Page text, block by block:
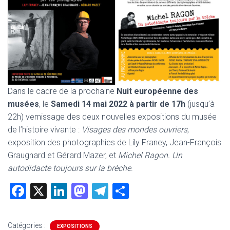
Dans le cadre de la prochaine Nuit européenne des
musées, le Samedi 14 mai 2022 à partir de 17h (jusqu’à
22h) vernissage des deux nouvelles expositions du musée
de l’histoire vivante : Visages des mondes ouvriers,
exposition des photographies de Lily Franey, Jean-François
Graugnard et Gérard Mazer, et Michel Ragon. Un
autodidacte toujours sur la brèche.
F
ce
X
Li
e
M
st
T
Catégories : EXPOSITIONS